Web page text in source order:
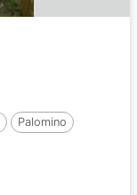
Palomino